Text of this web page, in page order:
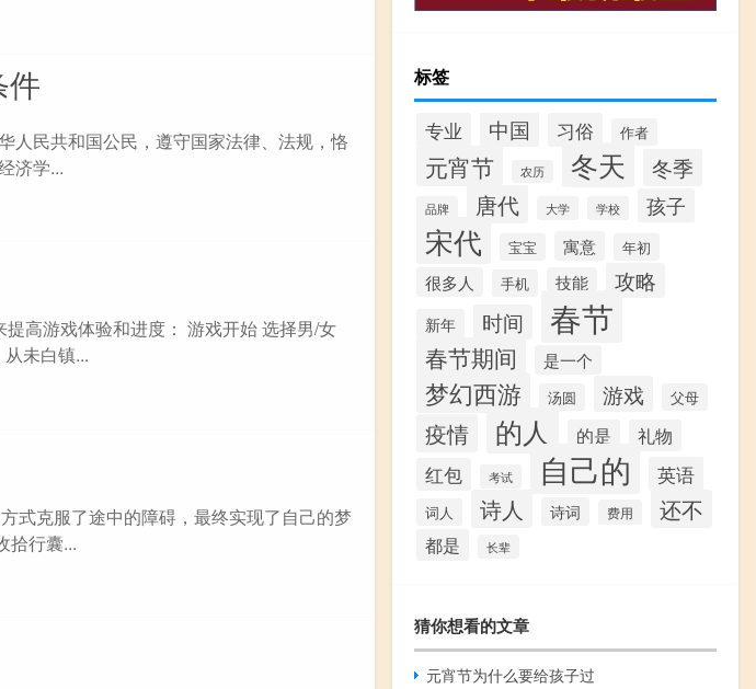
件
人民共和国公民，遵守国家法律、法规，恪
济学...
高游戏体验和进度： 游戏开始 选择男/女
未白镇...
式克服了途中的障碍，最终实现了自己的梦
拾行囊...
标签
专业 中国 习俗 作者
元宵节 农历 冬天 冬季
品牌 唐代 大学 学校 孩子
宋代 宝宝 寓意 年初
很多人 手机 技能 攻略
新年 时间 春节
春节期间 是一个
梦幻西游 汤圆 游戏 父母
疫情 的人 的是 礼物
红包 考试 自己的 英语
词人 诗人 诗词 费用 还不
都是 长辈
猜你想看的文章
元宵节为什么要给孩子过